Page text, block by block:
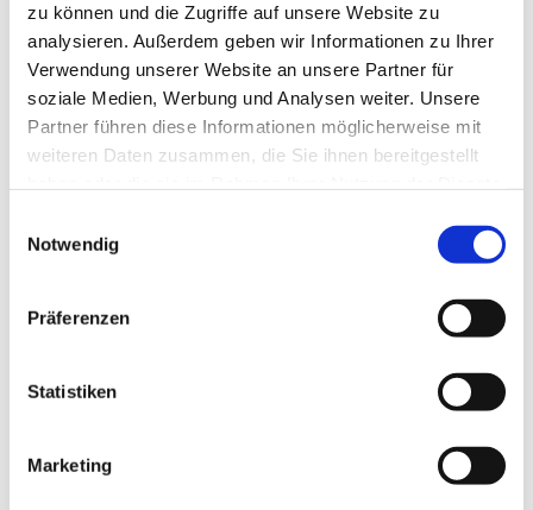
zu können und die Zugriffe auf unsere Website zu
analysieren. Außerdem geben wir Informationen zu Ihrer
Verwendung unserer Website an unsere Partner für
soziale Medien, Werbung und Analysen weiter. Unsere
Partner führen diese Informationen möglicherweise mit
weiteren Daten zusammen, die Sie ihnen bereitgestellt
Notwendig
Präferenzen
Statistiken
Marketing
Dies könnte Sie auch